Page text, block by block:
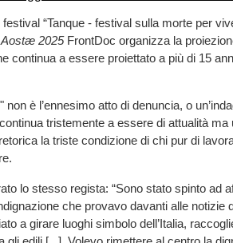
“Tanque - festival sulla morte per
Aostæ 2025 FrontDoc organizza la
continua a essere proiettato a più di 15
non è l’ennesimo atto di denuncia, o
tristemente a essere di attualità ma
la triste condizione di chi pur di
lo stesso regista: “Sono stato spinto ad
che provavo davanti alle notizie
a girare luoghi simbolo dell’Italia,